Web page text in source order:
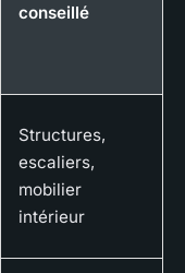
conseillé
Structures,
escaliers,
mobilier
intérieur